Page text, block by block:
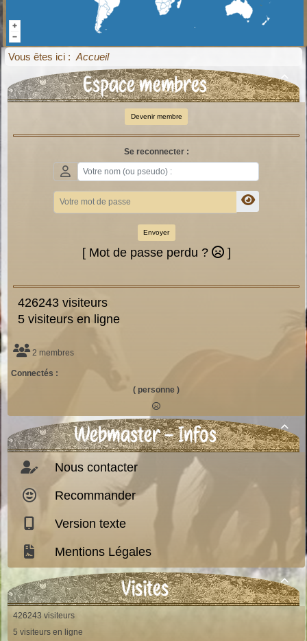
Vous êtes ici : Accueil
Espace membres
Devenir membre
Se reconnecter :
Envoyer
[ Mot de passe perdu ? ]
426243 visiteurs
5 visiteurs en ligne
2 membres
Connectés :
( personne )

Webmaster - Infos
Nous contacter
Recommander
Version texte
Mentions Légales

Visites
426243 visiteurs
5 visiteurs en ligne